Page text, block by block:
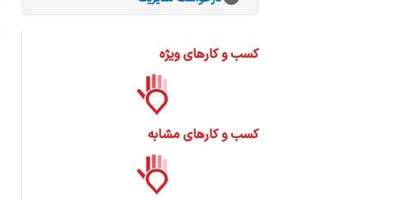
کسب و کارهای ویژه
کسب و کارهای مشابه